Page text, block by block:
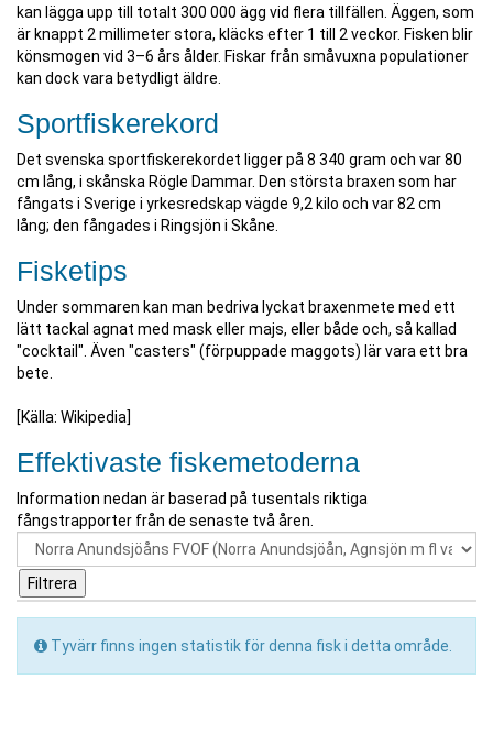
kan lägga upp till totalt 300 000 ägg vid flera tillfällen. Äggen, som
är knappt 2 millimeter stora, kläcks efter 1 till 2 veckor. Fisken blir
könsmogen vid 3–6 års ålder. Fiskar från småvuxna populationer
kan dock vara betydligt äldre.
Sportfiskerekord
Det svenska sportfiskerekordet ligger på 8 340 gram och var 80
cm lång, i skånska Rögle Dammar. Den största braxen som har
fångats i Sverige i yrkesredskap vägde 9,2 kilo och var 82 cm
lång; den fångades i Ringsjön i Skåne.
Fisketips
Under sommaren kan man bedriva lyckat braxenmete med ett
lätt tackal agnat med mask eller majs, eller både och, så kallad
"cocktail". Även "casters" (förpuppade maggots) lär vara ett bra
bete.
[Källa: Wikipedia]
Effektivaste fiskemetoderna
Information nedan är baserad på tusentals riktiga
fångstrapporter från de senaste två åren.
Tyvärr finns ingen statistik för denna fisk i detta område.